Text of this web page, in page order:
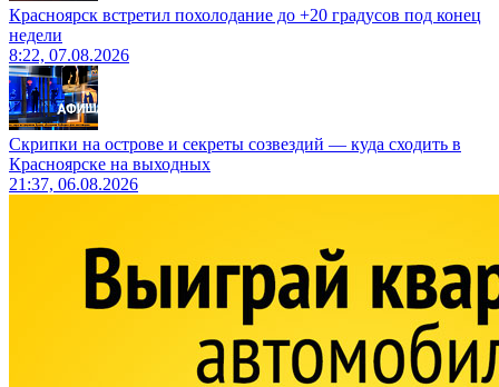
Красноярск встретил похолодание до +20 градусов под конец
недели
8:22, 07.08.2026
Скрипки на острове и секреты созвездий — куда сходить в
Красноярске на выходных
21:37, 06.08.2026